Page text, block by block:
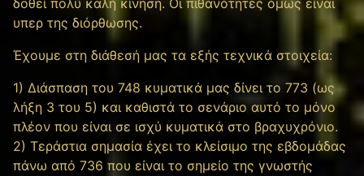
δοθεί πολύ καλή κίνηση. Οι πιθανότητες όμως είναι
υπερ της διόρθωσης.
Έχουμε στη διάθεσή μας τα εξής τεχνικά στοιχεία:
1) Διάσπαση του 748 κυματικά μας δίνει το 773 (ως
λήξη 3 του 5) και καθιστά το σενάριο αυτό το μόνο
πλέον που είναι σε ισχύ κυματικά στο βραχυχρόνιο.
2) Τεράστια σημασία έχει το κλείσιμο της εβδομάδας
πάνω από 736 που είναι το σημείο της γνωστής